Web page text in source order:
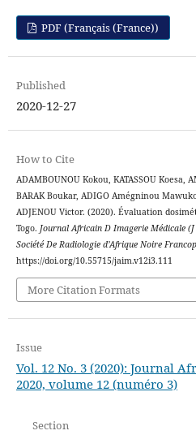
PDF (Français (France))
Published
2020-12-27
How to Cite
ADAMBOUNOU Kokou, KATASSOU Koesa,
BARAK Boukar, ADIGO Amégninou
ADJENOU Victor. (2020). Évaluation
Togo. Journal Africain D Imagerie Médicale
Société De Radiologie d’Afrique Noire
https://doi.org/10.55715/jaim.v12i3.111
More Citation Formats
Issue
Vol. 12 No. 3 (2020): Journal
2020, volume 12 (numéro 3)
Section